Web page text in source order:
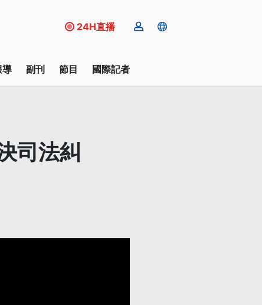
24H直播
導 副刊 節目 國際記者
司法糾